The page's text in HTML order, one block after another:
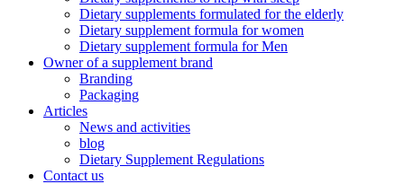
Dietary supplements formulated for the elderly
Dietary supplement formula for women
Dietary supplement formula for Men
Owner of a supplement brand
Branding
Packaging
Articles
News and activities
blog
Dietary Supplement Regulations
Contact us